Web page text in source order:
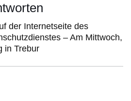
der Internetseite des
– Am Mittwoch,
in Trebur